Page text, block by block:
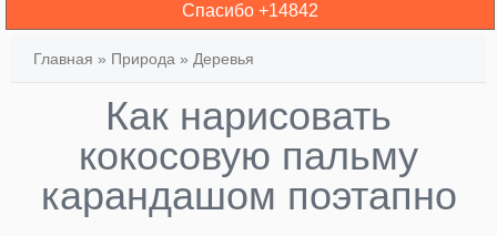
Спасибо +14842
Главная » Природа » Деревья
Как нарисовать
кокосовую пальму
карандашом поэтапно